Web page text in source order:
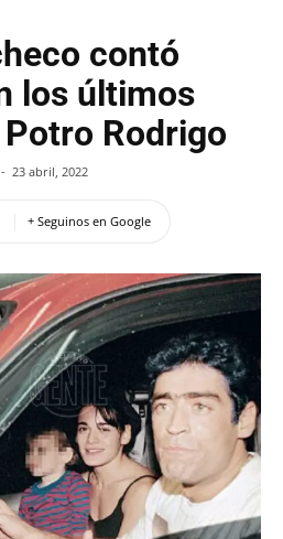
contó
los últimos
Rodrigo
- 23 abril, 2022
+ Seguinos en Google